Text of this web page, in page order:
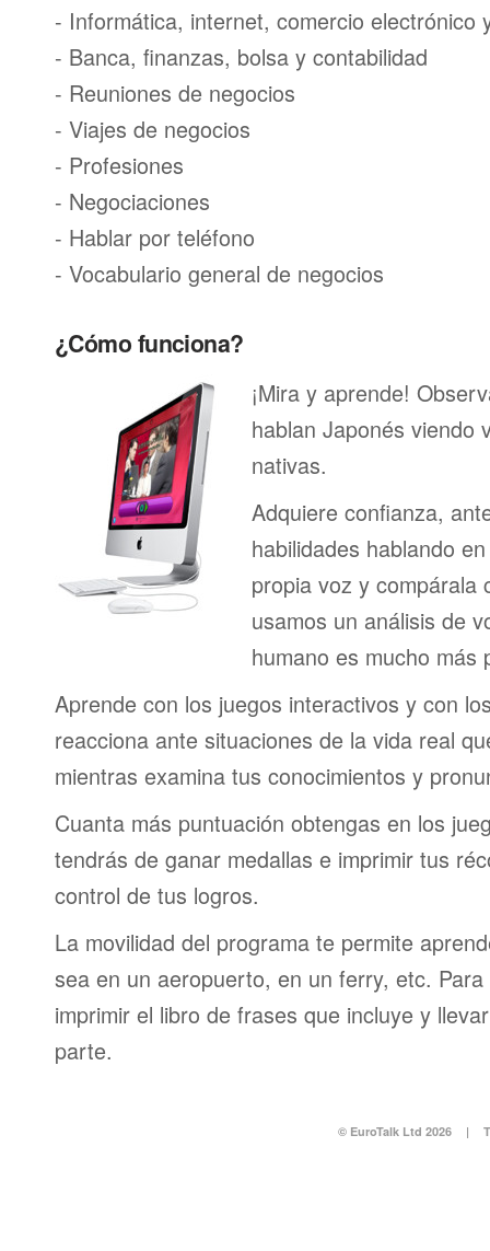
- Informática, internet, comercio electrónico
- Banca, finanzas, bolsa y contabilidad
- Reuniones de negocios
- Viajes de negocios
- Profesiones
- Negociaciones
- Hablar por teléfono
- Vocabulario general de negocios
¿Cómo funciona?
¡Mira y aprende!
hablan Japonés viendo
nativas.
Adquiere confianza,
habilidades hablando
propia voz y compárala
usamos un análisis de
humano es mucho más
Aprende con los juegos interactivos y con
reacciona ante situaciones de la vida real
mientras examina tus conocimientos y
Cuanta más puntuación obtengas en los
tendrás de ganar medallas e imprimir tus
control de tus logros.
La movilidad del programa te permite
sea en un aeropuerto, en un ferry, etc.
imprimir el libro de frases que incluye y
parte.
© EuroTalk Ltd 2026 |